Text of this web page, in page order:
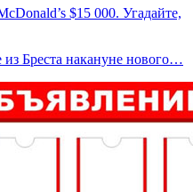
$15 000. Угадайте,
Бреста накануне нового…